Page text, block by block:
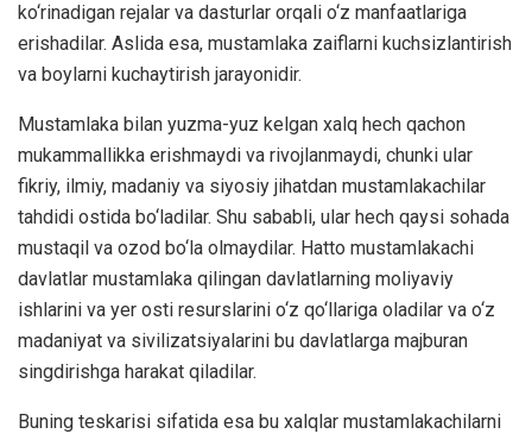
ko‘rinadigan rejalar va dasturlar orqali o‘z manfaatlariga
erishadilar. Aslida esa, mustamlaka zaiflarni kuchsizlantirish
va boylarni kuchaytirish jarayonidir.
Mustamlaka bilan yuzma-yuz kelgan xalq hech qachon
mukammallikka erishmaydi va rivojlanmaydi, chunki ular
fikriy, ilmiy, madaniy va siyosiy jihatdan mustamlakachilar
tahdidi ostida bo‘ladilar. Shu sababli, ular hech qaysi sohada
mustaqil va ozod bo‘la olmaydilar. Hatto mustamlakachi
davlatlar mustamlaka qilingan davlatlarning moliyaviy
ishlarini va yer osti resurslarini o‘z qo‘llariga oladilar va o‘z
madaniyat va sivilizatsiyalarini bu davlatlarga majburan
singdirishga harakat qiladilar.
Buning teskarisi sifatida esa bu xalqlar mustamlakachilarni